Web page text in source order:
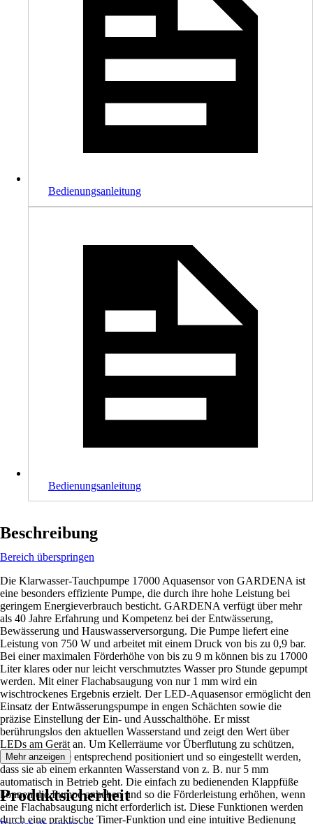
Bedienungsanleitung
Bedienungsanleitung
Beschreibung
Bereich überspringen
Die Klarwasser-Tauchpumpe 17000 Aquasensor von GARDENA ist
eine besonders effiziente Pumpe, die durch ihre hohe Leistung bei
geringem Energieverbrauch besticht. GARDENA verfügt über mehr
als 40 Jahre Erfahrung und Kompetenz bei der Entwässerung,
Bewässerung und Hauswasserversorgung. Die Pumpe liefert eine
Leistung von 750 W und arbeitet mit einem Druck von bis zu 0,9 bar.
Bei einer maximalen Förderhöhe von bis zu 9 m können bis zu 17000
Liter klares oder nur leicht verschmutztes Wasser pro Stunde gepumpt
werden. Mit einer Flachabsaugung von nur 1 mm wird ein
wischtrockenes Ergebnis erzielt. Der LED-Aquasensor ermöglicht den
Einsatz der Entwässerungspumpe in engen Schächten sowie die
präzise Einstellung der Ein- und Ausschalthöhe. Er misst
berührungslos den aktuellen Wasserstand und zeigt den Wert über
LEDs am Gerät an. Um Kellerräume vor Überflutung zu schützen,
kann die Pumpe entsprechend positioniert und so eingestellt werden,
dass sie ab einem erkannten Wasserstand von z. B. nur 5 mm
automatisch in Betrieb geht. Die einfach zu bedienenden Klappfüße
können die Pumpe anheben und so die Förderleistung erhöhen, wenn
eine Flachabsaugung nicht erforderlich ist. Diese Funktionen werden
durch eine praktische Timer-Funktion und eine intuitive Bedienung
Mehr anzeigen
Produktsicherheit